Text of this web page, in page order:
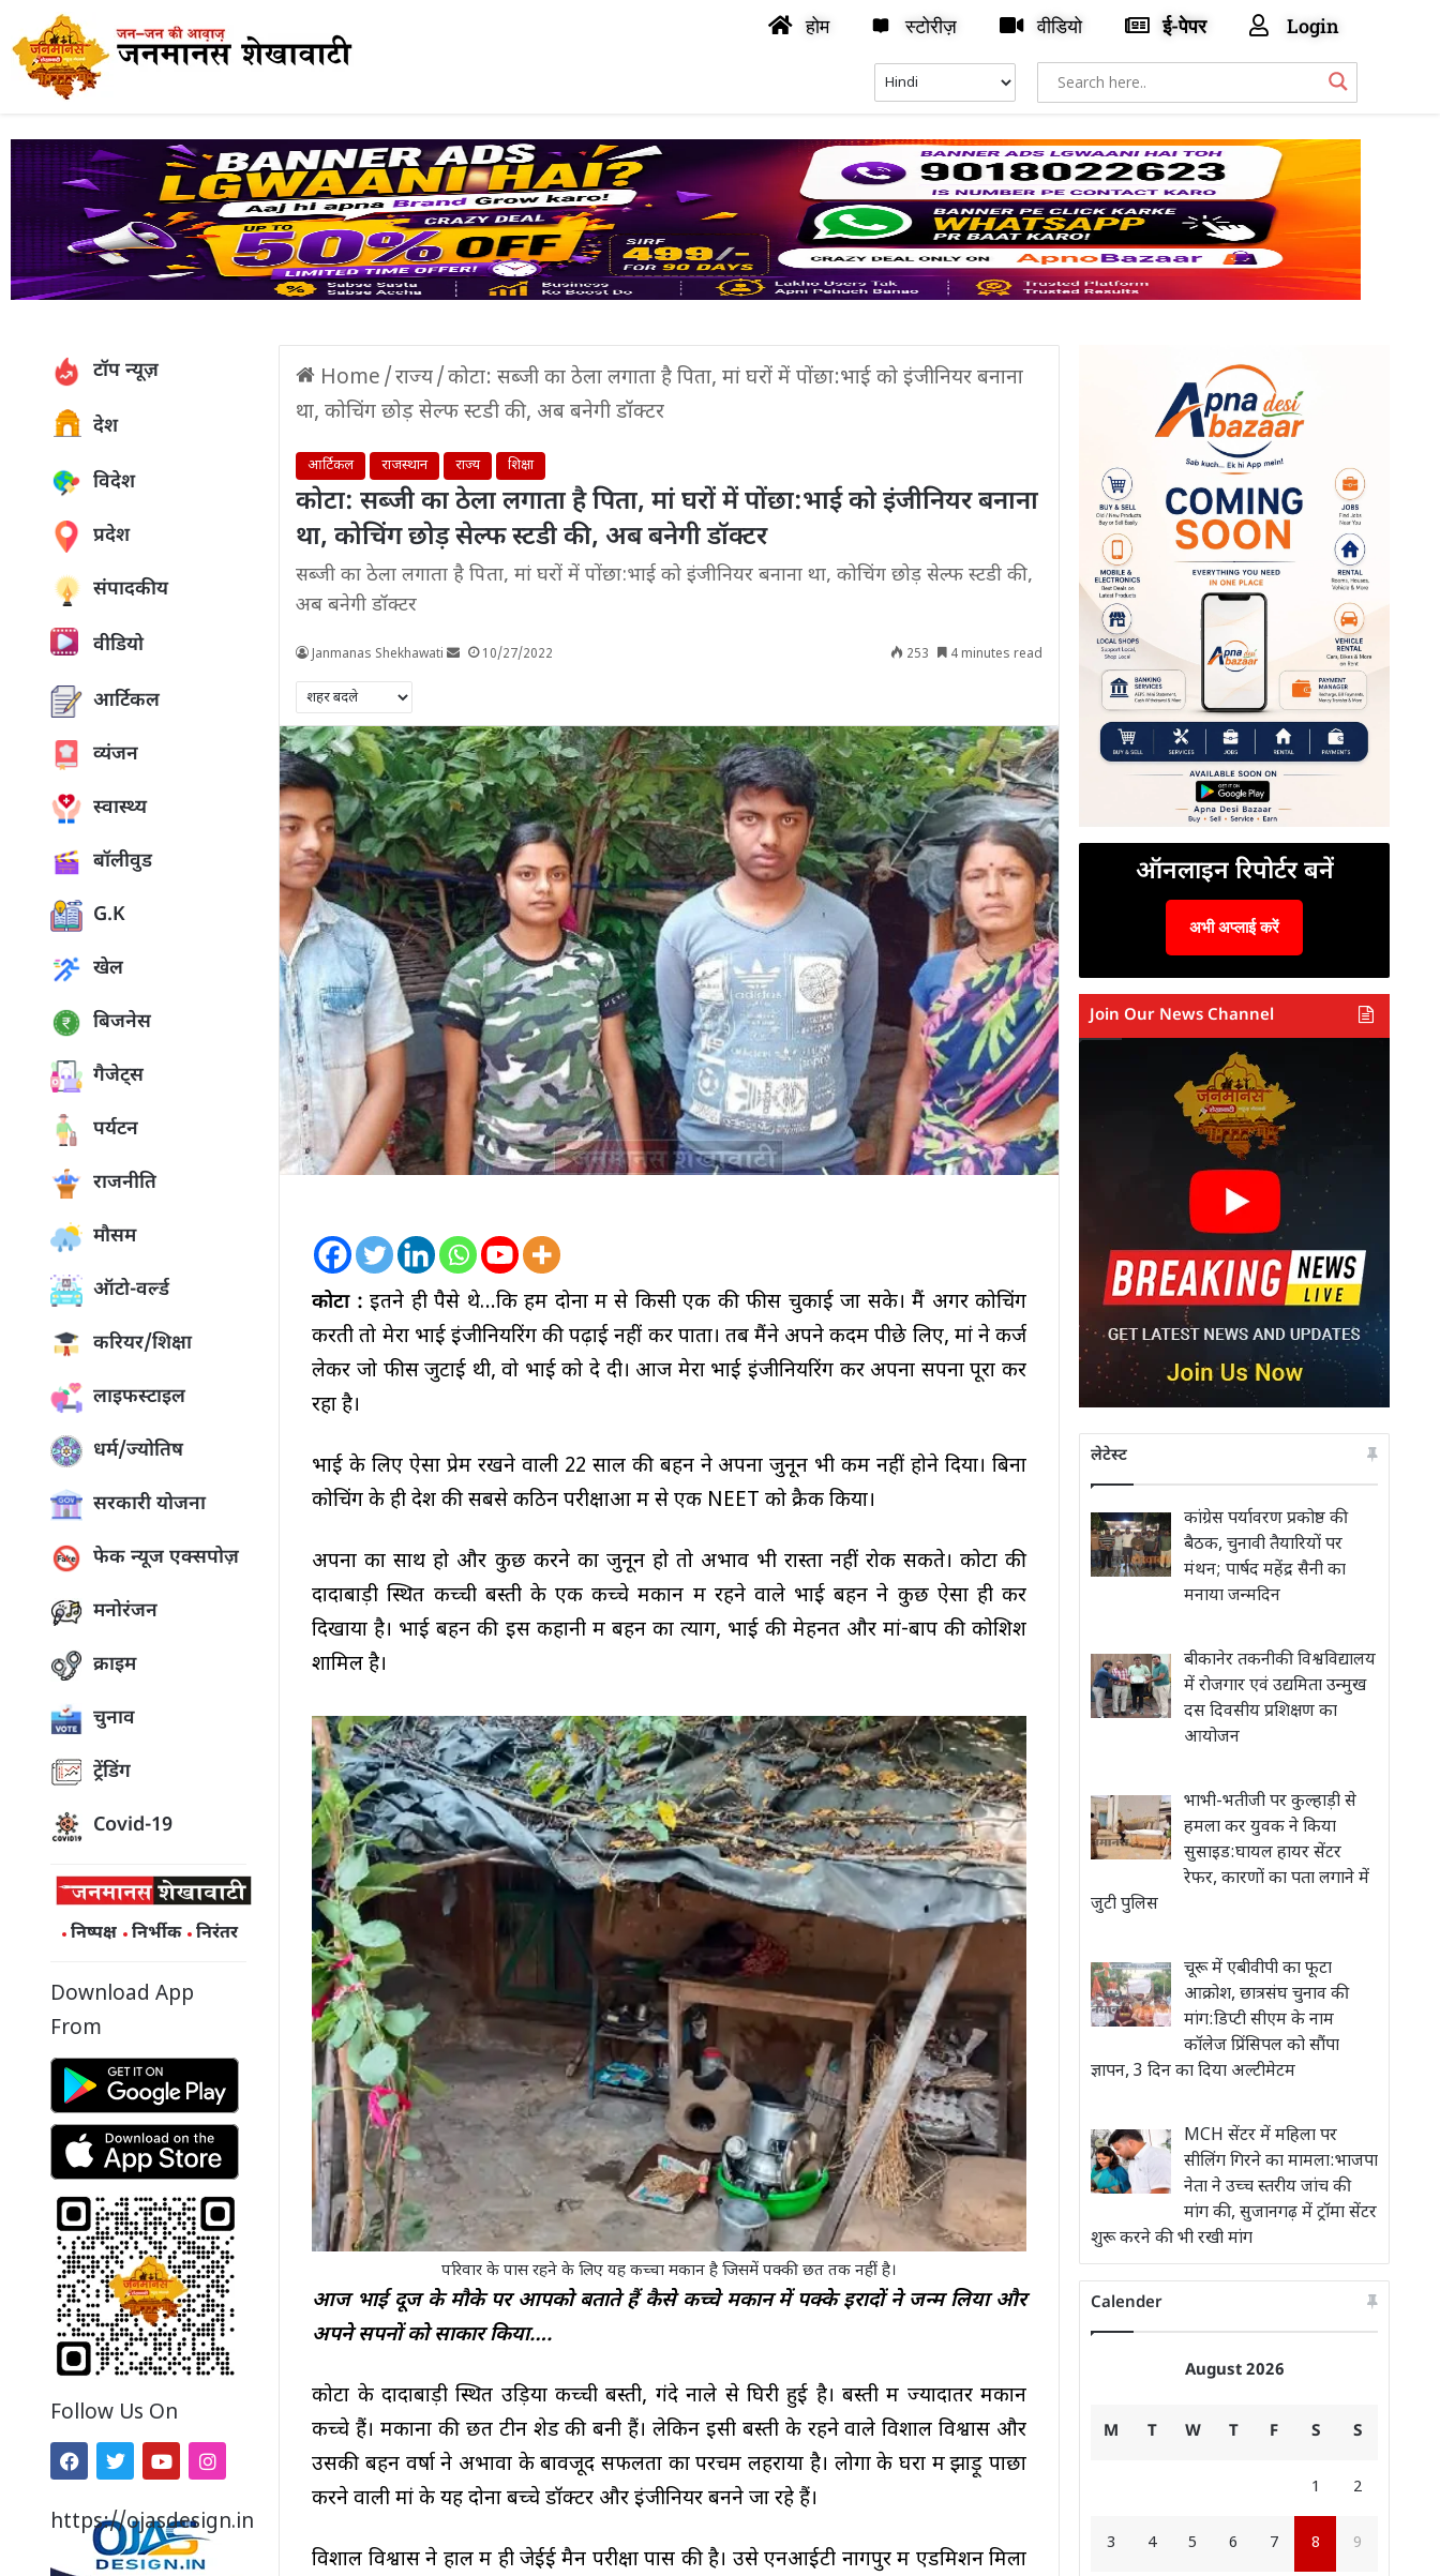
होम स्टोरीज़ वीडियो ई-पेपर Login
टॉप न्यूज़
देश
विदेश
प्रदेश
संपादकीय
वीडियो
आर्टिकल
व्यंजन
स्वास्थ्य
बॉलीवुड
G.K
खेल
बिजनेस
गैजेट्स
पर्यटन
राजनीति
मौसम
ऑटो-वर्ल्ड
करियर/शिक्षा
लाइफस्टाइल
धर्म/ज्योतिष
सरकारी योजना
फेक न्यूज एक्सपोज़
मनोरंजन
क्राइम
चुनाव
ट्रेंडिंग
Covid-19
निष्पक्ष निर्भीक निरंतर
Download App
From
Follow Us On
https://ojasdesign.in
Home /राज्य/कोटा: सब्जी का ठेला लगाता है पिता, मां घरों में पोंछा:भाई को इंजीनियर बनाना
था, कोचिंग छोड़ सेल्फ स्टडी की, अब बनेगी डॉक्टर
आर्टिकल राजस्थान राज्य शिक्षा
कोटा: सब्जी का ठेला लगाता है पिता, मां घरों में पोंछा:भाई को इंजीनियर बनाना
था, कोचिंग छोड़ सेल्फ स्टडी की, अब बनेगी डॉक्टर
सब्जी का ठेला लगाता है पिता, मां घरों में पोंछा:भाई को इंजीनियर बनाना था, कोचिंग छोड़ सेल्फ स्टडी की,
अब बनेगी डॉक्टर
Janmanas Shekhawati 10/27/2022 253 4 minutes read
कोटा : इतने ही पैसे थे…कि हम दोनों में से किसी एक की फीस चुकाई जा सके। मैं अगर कोचिंग
करती तो मेरा भाई इंजीनियरिंग की पढ़ाई नहीं कर पाता। तब मैंने अपने कदम पीछे लिए, मां ने कर्ज
लेकर जो फीस जुटाई थी, वो भाई को दे दी। आज मेरा भाई इंजीनियरिंग कर अपना सपना पूरा कर
रहा है।
भाई के लिए ऐसा प्रेम रखने वाली 22 साल की बहन ने अपना जुनून भी कम नहीं होने दिया। बिना
कोचिंग के ही देश की सबसे कठिन परीक्षाओं में से एक NEET को क्रैक किया।
अपनों का साथ हो और कुछ करने का जुनून हो तो अभाव भी रास्ता नहीं रोक सकते। कोटा की
दादाबाड़ी स्थित कच्ची बस्ती के एक कच्चे मकान में रहने वाले भाई बहन ने कुछ ऐसा ही कर
दिखाया है। भाई बहन की इस कहानी में बहन का त्याग, भाई की मेहनत और मां-बाप की कोशिश
शामिल है।
परिवार के पास रहने के लिए यह कच्चा मकान है जिसमें पक्की छत तक नहीं है।
आज भाई दूज के मौके पर आपको बताते हैं कैसे कच्चे मकान में पक्के इरादों ने जन्म लिया और
अपने सपनों को साकार किया….
कोटा के दादाबाड़ी स्थित उड़िया कच्ची बस्ती, गंदे नाले से घिरी हुई है। बस्ती में ज्यादातर मकान
कच्चे हैं। मकानों की छतें टीन शेड की बनी हैं। लेकिन इसी बस्ती के रहने वाले विशाल विश्वास और
उसकी बहन वर्षा ने अभावों के बावजूद सफलता का परचम लहराया है। लोगों के घरों में झाड़ू पोंछा
करने वाली मां के यह दोनों बच्चे डॉक्टर और इंजीनियर बनने जा रहे हैं।
विशाल विश्वास ने हाल में ही जेईई मैन परीक्षा पास की है। उसे एनआईटी नागपुर में एडमिशन मिला
ऑनलाइन रिपोर्टर बनें
अभी अप्लाई करें
Join Our News Channel
लेटेस्ट
कांग्रेस पर्यावरण प्रकोष्ठ की
बैठक, चुनावी तैयारियों पर
मंथन; पार्षद महेंद्र सैनी का
मनाया जन्मदिन
बीकानेर तकनीकी विश्वविद्यालय
में रोजगार एवं उद्यमिता उन्मुख
दस दिवसीय प्रशिक्षण का
आयोजन
भाभी-भतीजी पर कुल्हाड़ी से
हमला कर युवक ने किया
सुसाइड:घायल हायर सेंटर
रेफर, कारणों का पता लगाने में
जुटी पुलिस
चूरू में एबीवीपी का फूटा
आक्रोश, छात्रसंघ चुनाव की
मांग:डिप्टी सीएम के नाम
कॉलेज प्रिंसिपल को सौंपा
ज्ञापन, 3 दिन का दिया अल्टीमेटम
MCH सेंटर में महिला पर
सीलिंग गिरने का मामला:भाजपा
नेता ने उच्च स्तरीय जांच की
मांग की, सुजानगढ़ में ट्रॉमा सेंटर
शुरू करने की भी रखी मांग
Calender
August 2026
M T W T F S S
1 2
3 4 5 6 7 8 9